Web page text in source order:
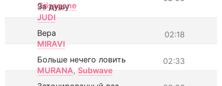
Grisagone
За душу
JUDI
02:18
Вера
MIRAVI
02:33
Больше нечего ловить
MURANA, Subwave